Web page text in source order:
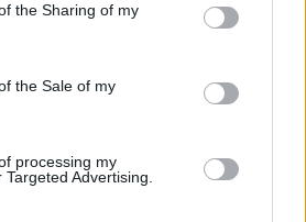
the Sharing of my
the Sale of my
processing my
Advertising.